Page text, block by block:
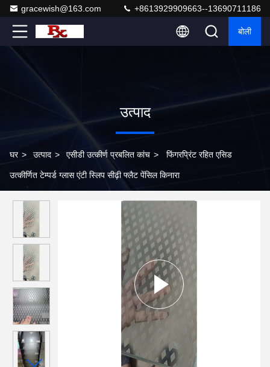
gracewish@163.com +8613929909663--13690711186
बोली
उत्पाद
घर > उत्पाद > एसीडी उत्कीर्ण प्रबलित कांच > फिंगरप्रिंट रहित एसिड
उत्कीर्णित टेम्पर्ड ग्लास एंटी स्लिप सीढ़ी फ्लैट पेंसिल किनारा